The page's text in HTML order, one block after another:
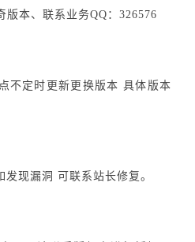
版本、联系业务QQ：326576
不定时更新更换版本 具体版本
现漏洞 可联系站长修复。